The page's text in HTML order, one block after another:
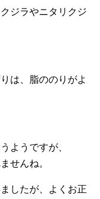
ジラやニタリクジ
は、脂ののりがよ
ようですが、
せんね。
したが、よくお正